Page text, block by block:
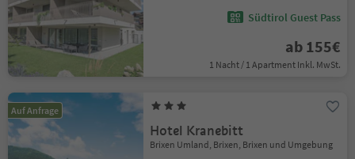
Südtirol Guest Pass
ab 155€
1 Nacht / 1 Apartment Inkl. MwSt.
Auf Anfrage
Hotel Kranebitt
Brixen Umland, Brixen, Brixen und Umgebung